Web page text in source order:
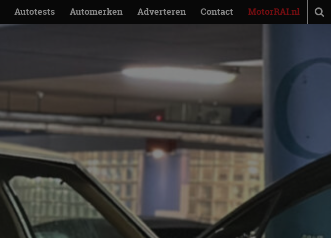
Autotests Automerken Adverteren Contact MotorRAI.nl